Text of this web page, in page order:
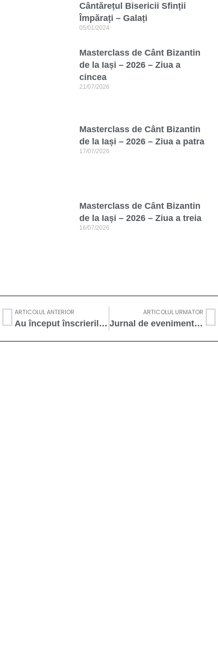
Cântărețul Bisericii Sfinții
Împărați – Galați
05/01/2024
Masterclass de Cânt Bizantin
de la Iași – 2026 – Ziua a
cincea
21/07/2026
Masterclass de Cânt Bizantin
de la Iași – 2026 – Ziua a patra
17/07/2026
Masterclass de Cânt Bizantin
de la Iași – 2026 – Ziua a treia
16/07/2026
ARTICOLUL ANTERIOR
Au început înscrierile la cea de-a XVII-a ediție a Masterclass-ului Internațional de Cânt Bizantin de la Iași (15-19 iulie 2024)
ARTICOLUL URMATOR
Jurnal de eveniment – Masterclass de Cânt Bizantin de la Iași, Ediția a XVII-a – prima zi